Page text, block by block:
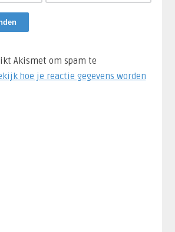
Akismet om spam te
hoe je reactie gegevens worden